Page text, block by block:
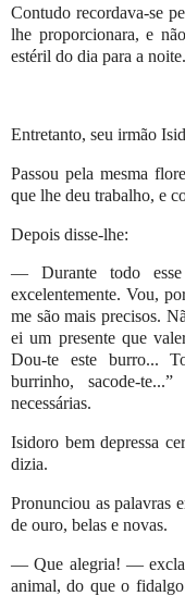
Contudo recordava-se
lhe proporcionara, e
estéril do dia para a noite.
Entretanto, seu irmão
Passou pela mesma
que lhe deu trabalho, e
Depois disse-lhe:
— Durante todo esse
excelentemente. Vou,
me são mais precisos.
ei um presente que
Dou-te este burro...
burrinho, sacode-
necessárias.
Isidoro bem depressa
dizia.
Pronunciou as palavras
de ouro, belas e novas.
— Que alegria! —
animal, do que o